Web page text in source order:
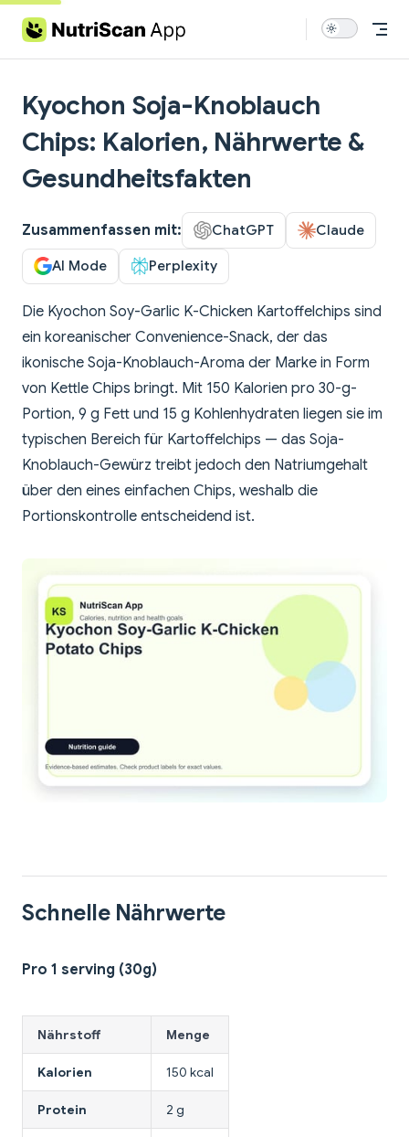
Skip to content
Kyochon Soja-Knoblauch
Chips: Kalorien, Nährwerte &
Gesundheitsfakten
Zusammenfassen mit: ChatGPT Claude
AI Mode Perplexity
Die Kyochon Soy-Garlic K-Chicken Kartoffelchips sind
ein koreanischer Convenience-Snack, der das
ikonische Soja-Knoblauch-Aroma der Marke in Form
von Kettle Chips bringt. Mit 150 Kalorien pro 30-g-
Portion, 9 g Fett und 15 g Kohlenhydraten liegen sie im
typischen Bereich für Kartoffelchips — das Soja-
Knoblauch-Gewürz treibt jedoch den Natriumgehalt
über den eines einfachen Chips, weshalb die
Portionskontrolle entscheidend ist.
Schnelle Nährwerte
Pro 1 serving (30g)
Nährstoff Menge
Kalorien 150 kcal
Protein 2 g